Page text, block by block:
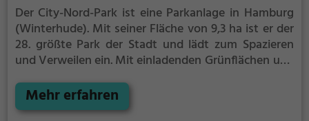
Der City-Nord-Park ist eine Parkanlage in Hamburg
(Winterhude). Mit seiner Fläche von 9,3 ha ist er der
28. größte Park der Stadt und lädt zum Spazieren
und Verweilen ein.Mit einladenden Grünflächen und
zahlreiche Möglichkeiten zur Entspannung.
Mehr erfahren